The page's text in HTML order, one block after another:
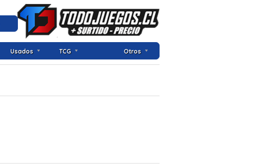
Usados TCG Otros